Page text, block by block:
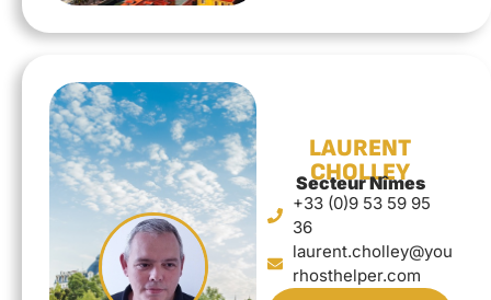
LAURENT
CHOLLEY
Secteur Nîmes
+33 (0)9 53 59 95
36
laurent.cholley@you
rhosthelper.com